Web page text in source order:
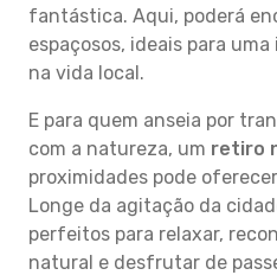
fantástica. Aqui, poderá
espaçosos, ideais para
na vida local.
E para quem anseia por
com a natureza, um retiro
proximidades pode
Longe da agitação da
perfeitos para relaxar,
natural e desfrutar de